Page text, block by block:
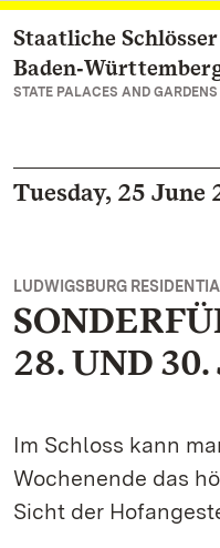
Navigate to main
Staatliche
STATE PALACES AND
Tuesday, 25 June
LUDWIGSBURG
28. UND
Im Schloss kann
Wochenende das
Sicht der